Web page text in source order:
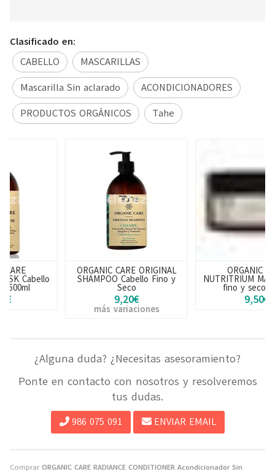
Comprar ORGANIC CARE RADIANCE CONDITIONER Acondicionador Sin
Clasificado en:
CABELLO
MASCARILLAS
Mascarilla Sin aclarado
ACONDICIONADORES
PRODUCTOS ORGÁNICOS
Tahe
ORGANIC CARE ORIGINAL
SHAMPOO Cabello Fino y
más variaciones
ORGANIC CARE
NUTRITRIUM MASK Cabello
fino y seco 300ml
¿Alguna duda? ¿Necesitas asesoramiento?
Ponte en contacto con nosotros y resolveremos
tus dudas.
986 075 091 ENVIAR EMAIL